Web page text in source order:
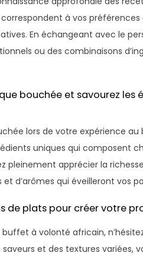
à vos
En échangeant avec le
ou des combinaisons
bouchée et savourez les
lors de votre expérience
uniques qui composent
pleinement apprécier la
d’arômes qui éveilleront vos
de plats pour créer votre
à volonté africain,
et des textures variées,